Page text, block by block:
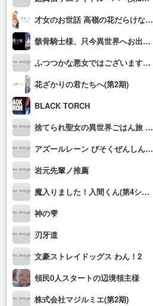
才女のお世話 高嶺の花だらけな名門校で、学院一のお嬢様(生活能力皆無)を陰ながらお世話することになりました
骸骨騎士様、只今異世界へお出掛け中Ⅱ
ふつつかな悪女ではございますが～雛宮蝶鼠とりかえ伝～
花ざかりの君たちへ(第2期)
BLACK TORCH
捨てられ聖女の異世界ごはん旅 隠れスキルでキャンピングカーを召喚しました
アズールレーン びそくぜんしんっ！にっ!!
岩元先輩ノ推薦
魔入りました！入間くん(第4シリーズ)
神の雫
刃牙道
文豪ストレイドッグス わん！2
領民0人スタートの辺境領主様
株式会社マジルミエ(第2期)